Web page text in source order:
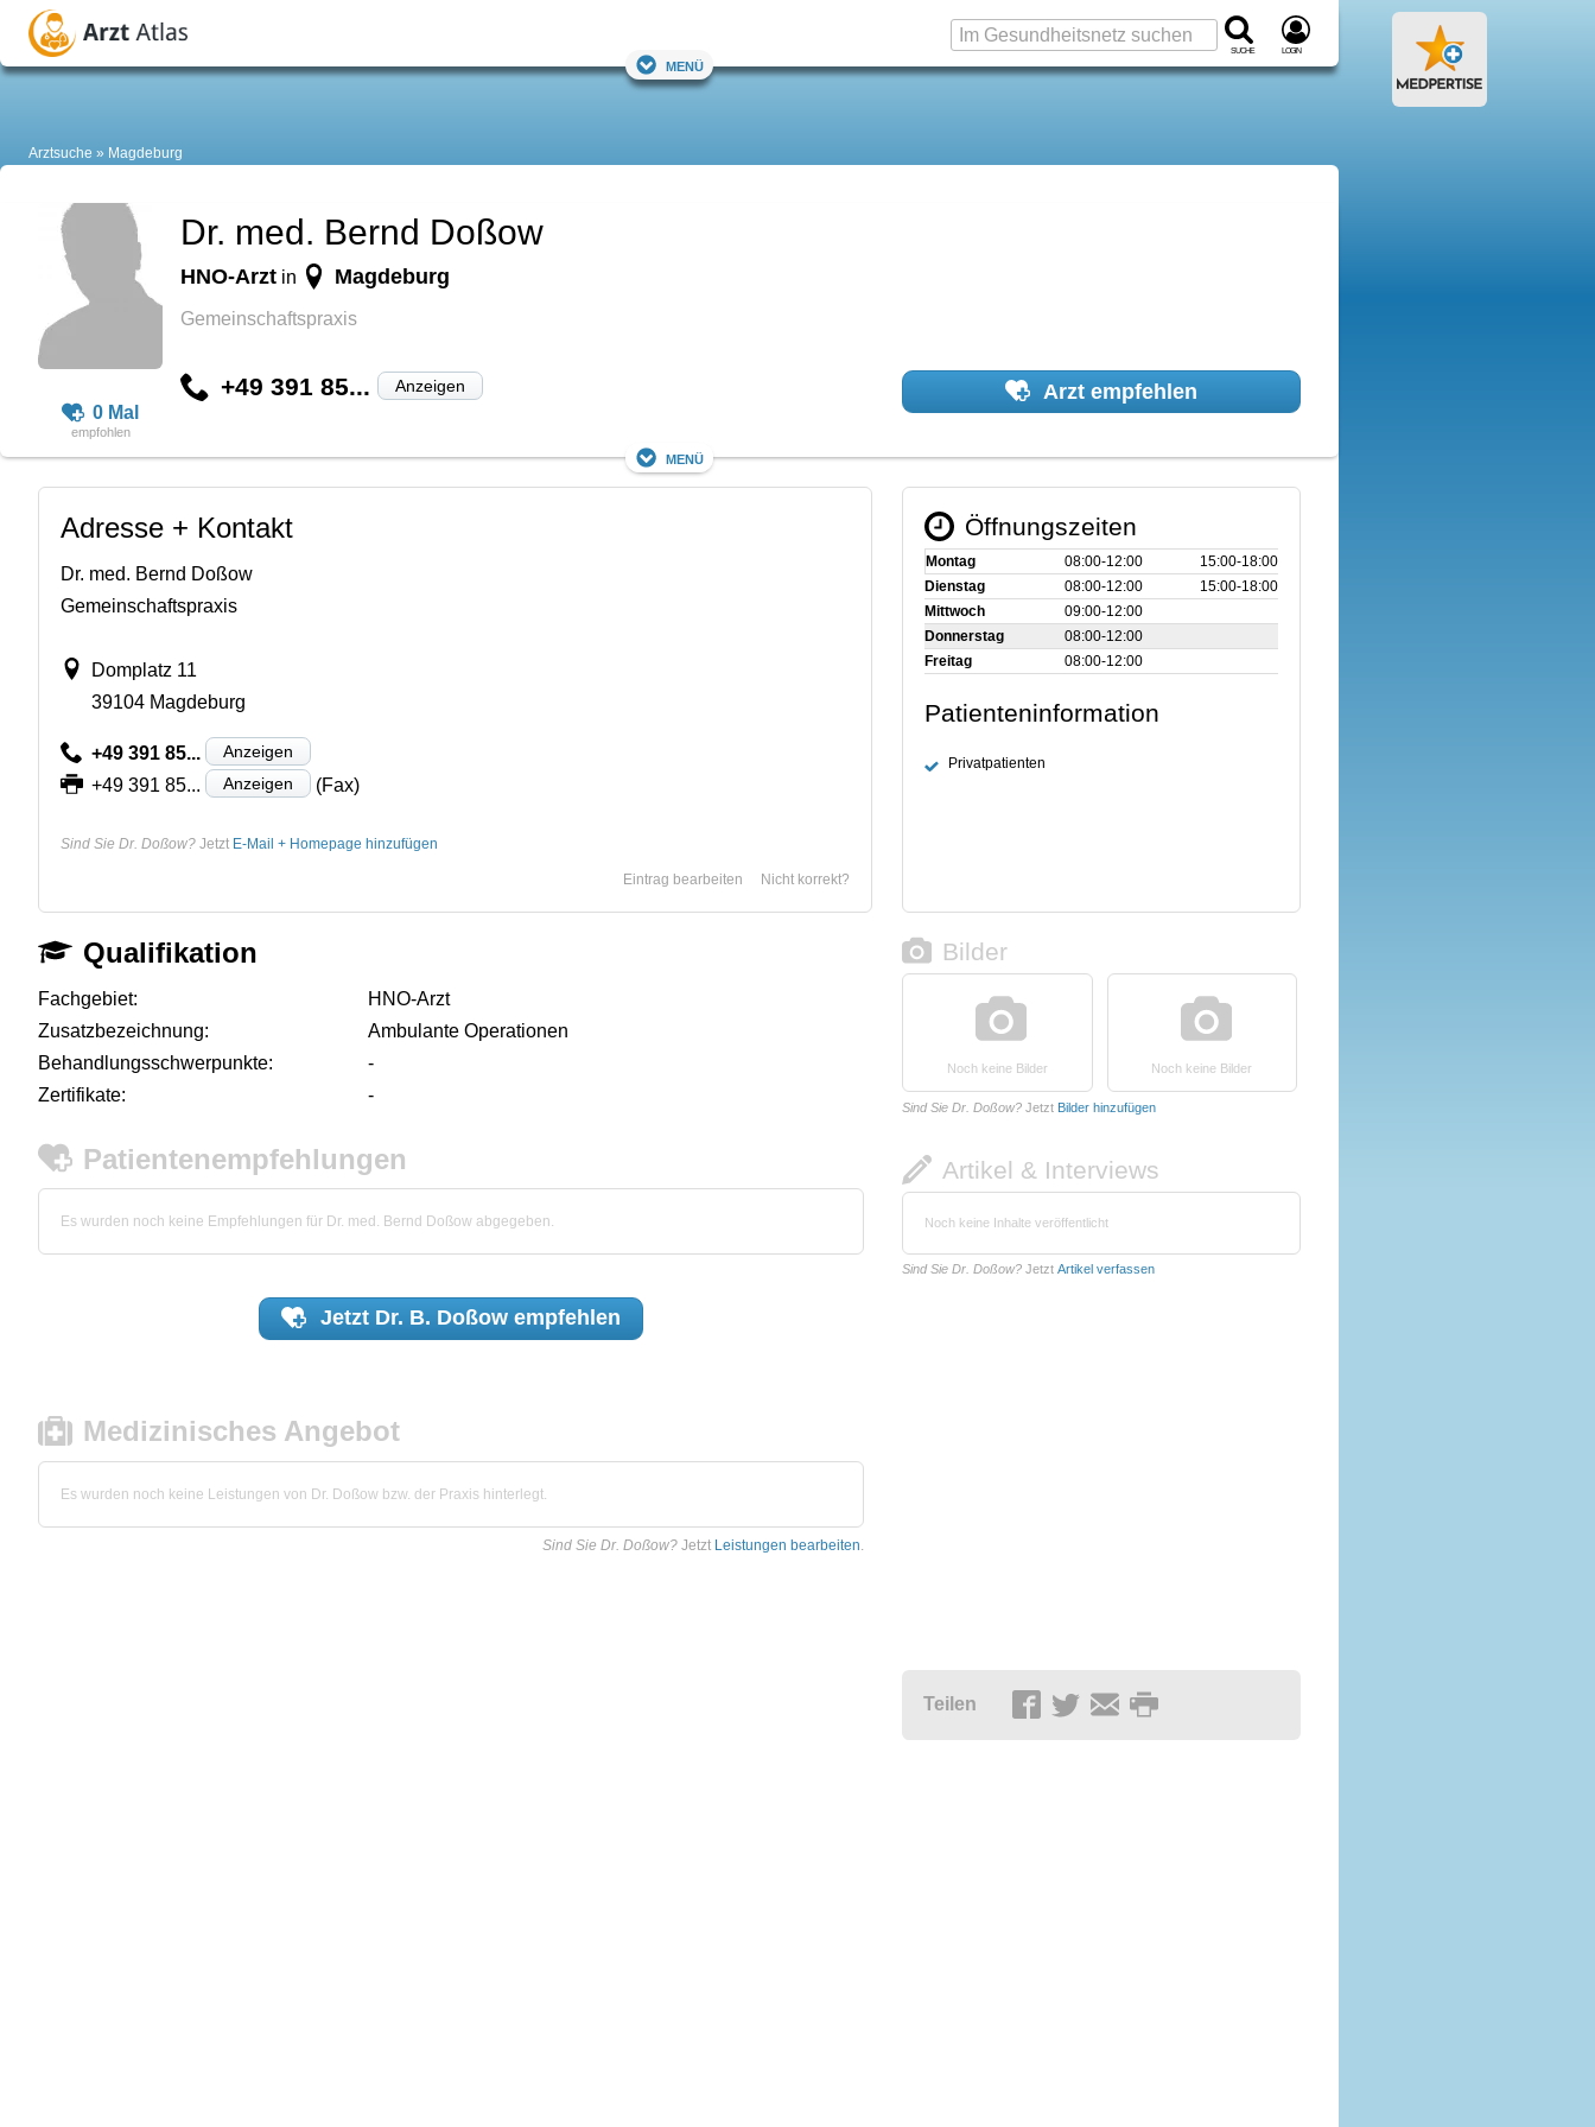
Suche Login
Menü
Arztsuche Magdeburg
0 Mal
Dr. med. Bernd Doßow
HNO-Arzt in Magdeburg
Gemeinschaftspraxis
+49 391 85... Anzeigen Arzt empfehlen
Menü
Adresse + Kontakt
Dr. med. Bernd Doßow
Gemeinschaftspraxis
Domplatz 11
39104 Magdeburg
+49 391 85... Anzeigen
+49 391 85... Anzeigen (Fax)
Sind Sie Dr. Doßow? Jetzt E-Mail + Homepage hinzufügen
Nicht korrekt?
Eintrag bearbeiten
Öffnungszeiten
Montag 08:00‑12:00
15:00‑18:00
Dienstag
08:00‑12:00
15:00‑18:00
Mittwoch
09:00‑12:00
Donnerstag
08:00‑12:00
Freitag
08:00‑12:00
Patienteninformation
Privatpatienten
Qualifikation
Fachgebiet:
HNO-Arzt
Zusatzbezeichnung:
Ambulante Operationen
Behandlungsschwerpunkte:
-
Zertifikate:
-
Patientenempfehlungen
Es wurden noch keine Empfehlungen für Dr. med. Bernd Doßow abgegeben.
Jetzt Dr. B. Doßow empfehlen
Medizinisches Angebot
Es wurden noch keine Leistungen von Dr. Doßow bzw. der Praxis hinterlegt.
Sind Sie Dr. Doßow? Jetzt Leistungen bearbeiten.
Bilder
Noch keine Bilder Noch keine Bilder
Sind Sie Dr. Doßow? Jetzt Bilder hinzufügen
Artikel & Interviews
Noch keine Inhalte veröffentlicht
Sind Sie Dr. Doßow? Jetzt Artikel verfassen
Teilen